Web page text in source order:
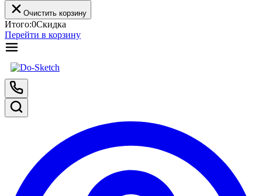
Очистить корзину
Итого:0Скидка
Перейти в корзину